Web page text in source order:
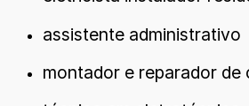
assistente administrativo
montador e reparador de